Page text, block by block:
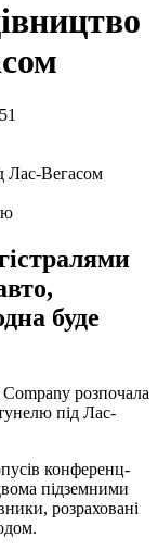
буде
розпочала
під Лас-
конференц-
підземними
розраховані